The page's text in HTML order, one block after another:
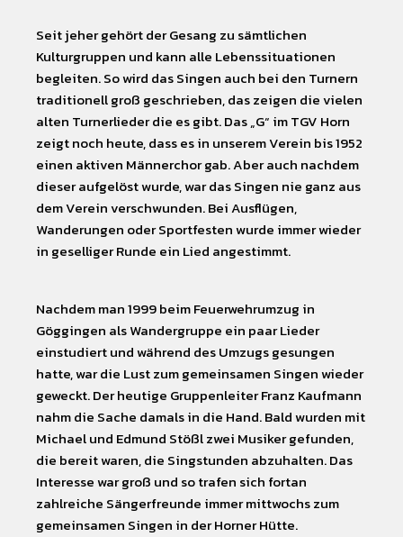
Seit jeher gehört der Gesang zu sämtlichen
Kulturgruppen und kann alle Lebenssituationen
begleiten. So wird das Singen auch bei den Turnern
traditionell groß geschrieben, das zeigen die vielen
alten Turnerlieder die es gibt. Das „G“ im TGV Horn
zeigt noch heute, dass es in unserem Verein bis 1952
einen aktiven Männerchor gab. Aber auch nachdem
dieser aufgelöst wurde, war das Singen nie ganz aus
dem Verein verschwunden. Bei Ausflügen,
Wanderungen oder Sportfesten wurde immer wieder
in geselliger Runde ein Lied angestimmt.
Nachdem man 1999 beim Feuerwehrumzug in
Göggingen als Wandergruppe ein paar Lieder
einstudiert und während des Umzugs gesungen
hatte, war die Lust zum gemeinsamen Singen wieder
geweckt. Der heutige Gruppenleiter Franz Kaufmann
nahm die Sache damals in die Hand. Bald wurden mit
Michael und Edmund Stößl zwei Musiker gefunden,
die bereit waren, die Singstunden abzuhalten. Das
Interesse war groß und so trafen sich fortan
zahlreiche Sängerfreunde immer mittwochs zum
gemeinsamen Singen in der Horner Hütte.